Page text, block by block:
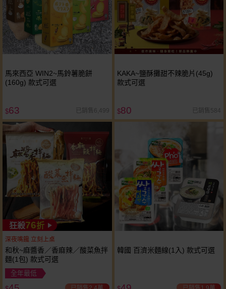
馬來西亞 WIN2~馬鈴薯脆餅
(160g) 款式可選
$63 已銷售6,499
KAKA~鹽酥攤甜不辣脆片(45g)
款式可選
$80 已銷售584
狂殺76折
深夜嘴饞 立刻上桌
和秋~麻醬香／香麻辣／酸菜魚拌
麵(1包) 款式可選
全年最低
韓國 百濟米麵線(1入) 款式可選